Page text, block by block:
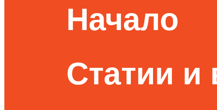
Начало
Статии и